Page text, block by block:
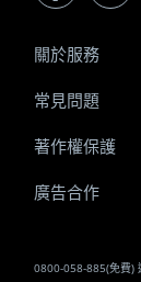
0800-058-885(免費)
關於服務
常見問題
著作權保護
廣告合作